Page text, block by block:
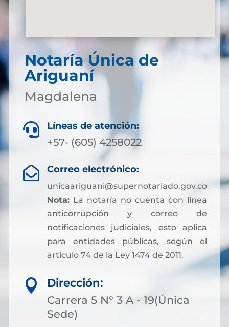
Notaría Única de
Ariguaní
Magdalena
 Líneas de atención:
+57- (605) 4258022
 Correo electrónico:
unicaariguani@supernotariado.gov.co
Nota:La notaría no cuenta con línea
anticorrupción y correo de
notificaciones judiciales, esto aplica
para entidades públicas, según el
artículo 74 de la Ley 1474 de 2011.

Dirección:
Carrera 5 N° 3 A - 19(Única
Sede)